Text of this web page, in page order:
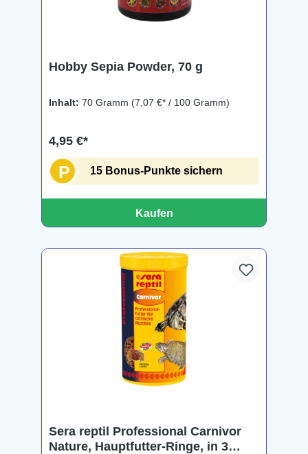
Hobby Sepia Powder, 70 g
Inhalt: 70 Gramm (7,07 €* / 100 Gramm)
4,95 €*
P 15 Bonus-Punkte sichern
Kaufen
Sera reptil Professional Carnivor
Nature, Hauptfutter-Ringe, in 3